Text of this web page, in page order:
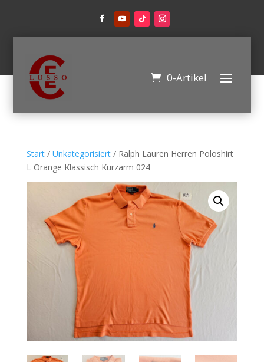
0-Artikel
Start/ Unkategorisiert/ Ralph Lauren Herren Poloshirt
L Orange Klassisch Kurzarm 024